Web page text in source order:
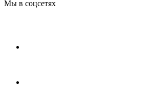
Мы в соцсетях